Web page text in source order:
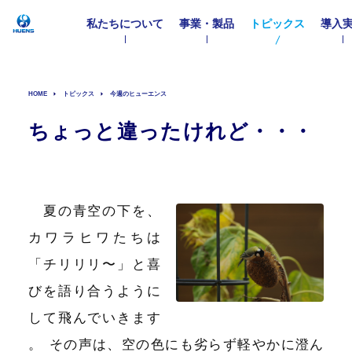
私たちについて 事業・製品 トピックス 導入
HOME トピックス 今週のヒューエンス
ちょっと違ったけれど・・・
夏の青空の下を、
カワラヒワたちは
「チリリリ〜」と喜
びを語り合うように
して飛んでいきます
。
その声は、空の色にも劣らず軽やかに澄ん